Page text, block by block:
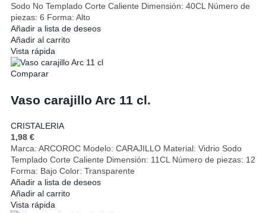
Sodo No Templado Corte Caliente Dimensión: 40CL Número de
piezas: 6 Forma: Alto
Añadir a lista de deseos
Añadir al carrito
Vista rápida
Comparar
Vaso carajillo Arc 11 cl.
CRISTALERIA
1,98 €
Marca: ARCOROC Modelo: CARAJILLO Material: Vidrio Sodo
Templado Corte Caliente Dimensión: 11CL Número de piezas: 12
Forma: Bajo Color: Transparente
Añadir a lista de deseos
Añadir al carrito
Vista rápida